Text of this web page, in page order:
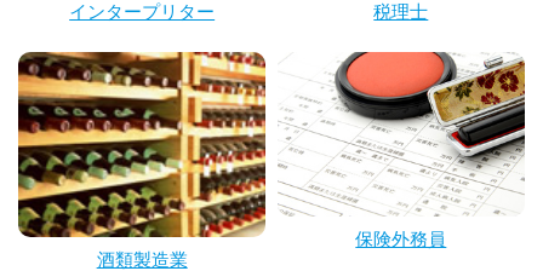
インタープリター 税理士
酒類製造業
保険外務員